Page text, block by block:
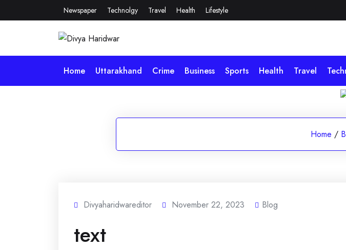
to
Newspaper Technolgy Travel Health Lifestyle
Home Uttarakhand Crime Business Sports Health Travel
Home /
Divyaharidwareditor November 22, 2023 Blog
text